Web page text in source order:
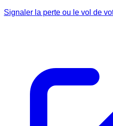
Signaler la perte ou le vol de